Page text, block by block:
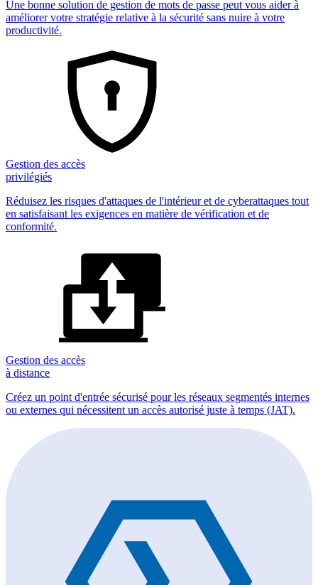
Une bonne solution de gestion de mots de passe peut vous aider à
améliorer votre stratégie relative à la sécurité sans nuire à votre
productivité.
Gestion des accès
privilégiés
Réduisez les risques d'attaques de l'intérieur et de cyberattaques tout
en satisfaisant les exigences en matière de vérification et de
conformité.
Gestion des accès
à distance
Créez un point d'entrée sécurisé pour les réseaux segmentés internes
ou externes qui nécessitent un accès autorisé juste à temps (JAT).